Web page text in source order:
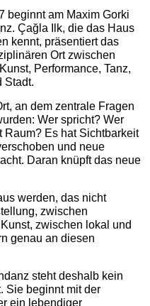
beginnt am Maxim Gorki
Çağla Ilk, die das Haus
kennt, präsentiert das
Ort zwischen
Performance, Tanz,
Stadt.
an dem zentrale Fragen
Wer spricht? Wer
Raum? Es hat Sichtbarkeit
und neue
Daran knüpft das neue
werden, das nicht
zwischen
zwischen lokal und
genau an diesen
steht deshalb kein
Sie beginnt mit der
ein lebendiger